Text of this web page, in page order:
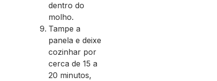
dentro do
molho.
Tampe a
panela e deixe
cozinhar por
cerca de 15 a
20 minutos,